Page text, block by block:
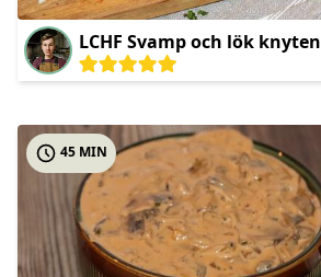
LCHF Svamp och lök knyten
45 MIN